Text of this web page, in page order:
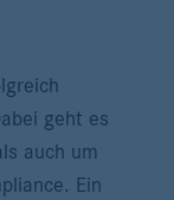
geht es
auch um
Ein